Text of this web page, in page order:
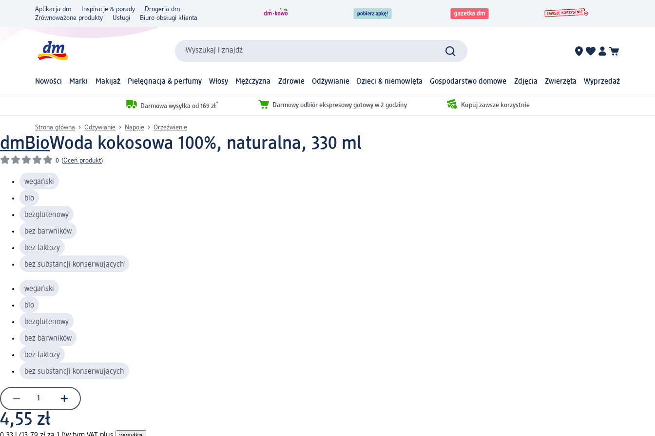
Aplikacja dm Inspiracje & porady
Drogeria dm
Zrównoważone produkty
Usługi Biuro obsługi klienta
Wyszukaj i znajdź
Nowości Marki Makijaż Pielęgnacja & perfumy Włosy Mężczyzna Zdrowie Odżywianie Dzieci & niemowlęta Gospodarstwo domowe Zdjęcia Zwierzęta Wyprzedaż
Darmowa wysyłka od 169 zł* Darmowy odbiór ekspresowy gotowy w 2 godziny Kupuj zawsze korzystnie
Strona główna Odżywianie Napoje Orzeźwienie
dmBioWoda kokosowa 100%, naturalna, 330 ml
0 (Oceń produkt)
wegański
bio
bezglutenowy
bez barwników
bez laktozy
bez substancji konserwujących
wegański
bio
bezglutenowy
bez barwników
bez laktozy
bez substancji konserwujących
4,55 zł